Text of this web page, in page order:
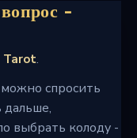
-
Tarot.
спросить
дальше,
выбрать колоду -